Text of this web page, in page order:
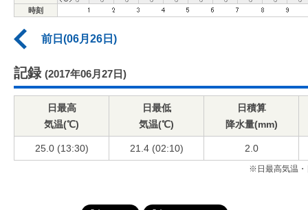
時刻
前日(06月26日)
記録 (2017年06月27日)
日最高
気温(℃)
日最低
気温(℃)
日積算
降水量(mm)
25.0 (13:30) 21.4 (02:10) 2.0
※日最高気温・